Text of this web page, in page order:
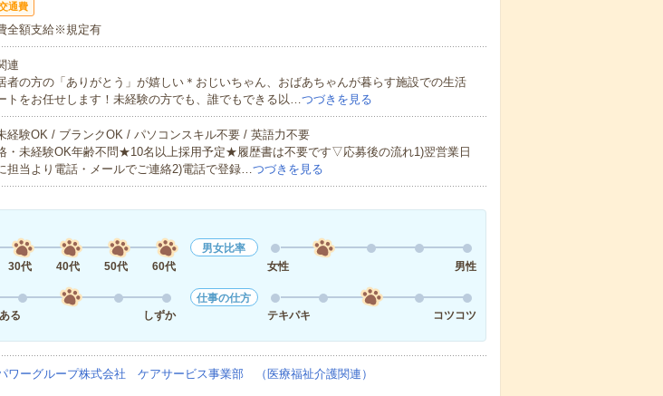
通費
全額支給※規定有
連
者の方の「ありがとう」が嬉しい＊おじいちゃん、おばあちゃんが暮らす施設での生活
トをお任せします！未経験の方でも、誰でもできる以…つづきを見る
経験OK / ブランクOK / パソコンスキル不要 / 英語力不要
・未経験OK年齢不問★10名以上採用予定★履歴書は不要です▽応募後の流れ1)翌営業日
担当より電話・メールでご連絡2)電話で登録…つづきを見る
30代 40代 50代 60代
男女比率
女性
男性
る
しずか
仕事の仕方
テキパキ
コツコツ
ワーグループ株式会社 ケアサービス事業部 （医療福祉介護関連）